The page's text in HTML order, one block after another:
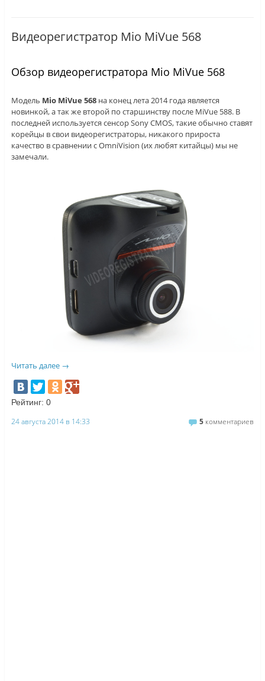
Видеорегистратор Mio MiVue 568
Обзор видеорегистратора Mio MiVue 568
Модель Mio MiVue 568на конец лета 2014 года является
новинкой, а так же второй по старшинству после MiVue 588. В
последней используется сенсор Sony CMOS, такие обычно ставят
корейцы в свои видеорегистраторы, никакого прироста
качество в сравнении с OmniVision (их любят китайцы) мы не
замечали.
Читать далее →
Рейтинг: 0
24 августа 2014 в 14:33 5 комментариев